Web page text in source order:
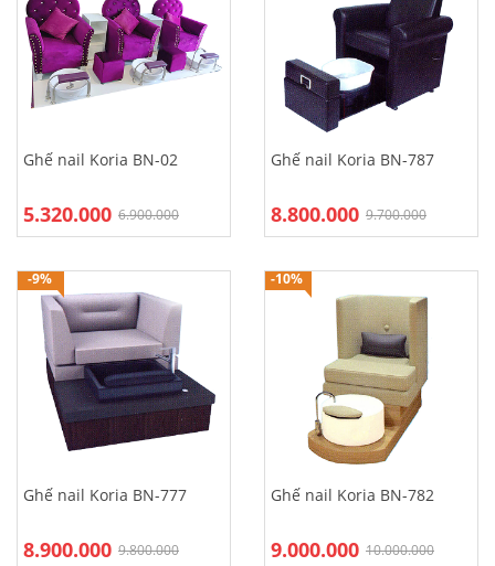
Ghế nail Koria BN-02
6.900.000
5.320.000
Ghế nail Koria BN-787
9.700.000
8.800.000
-9%
Ghế nail Koria BN-777
9.800.000
8.900.000
-10%
Ghế nail Koria BN-782
10.000.000
9.000.000